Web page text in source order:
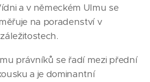
a v německém Ulmu se
na poradenství v
právníků se řadí mezi přední
a je dominantní